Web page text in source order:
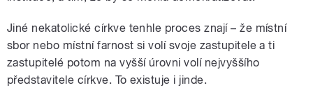
Jiné nekatolické církve tenhle proces znají – že místní
sbor nebo místní farnost si volí svoje zastupitele a ti
zastupitelé potom na vyšší úrovni volí nejvyššího
představitele církve. To existuje i jinde.